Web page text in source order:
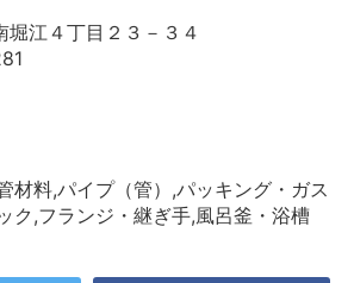
堀江４丁目２３－３４
材料,パイプ（管）,パッキング・ガス
ク,フランジ・継ぎ手,風呂釜・浴槽